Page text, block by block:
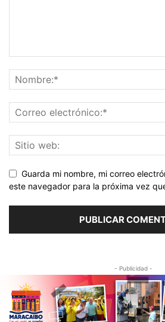
Guarda mi nombre, mi correo
este navegador para la próxima vez
- Publicidad -